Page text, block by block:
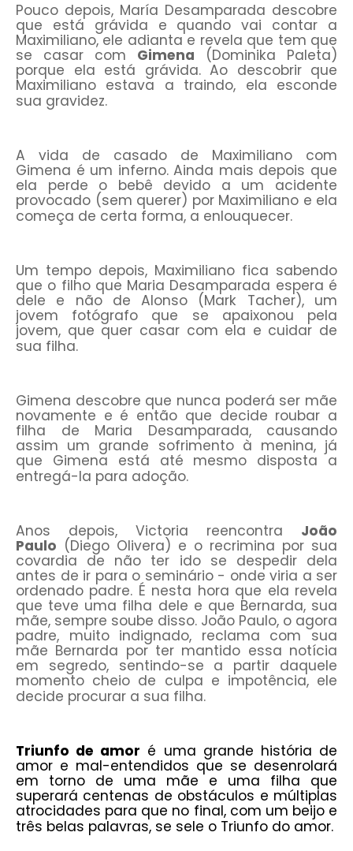
Pouco depois, María Desamparada descobre
que está grávida e quando vai contar a
Maximiliano, ele adianta e revela que tem que
se casar com Gimena (Dominika Paleta)
porque ela está grávida. Ao descobrir que
Maximiliano estava a traindo, ela esconde
sua gravidez.
A vida de casado de Maximiliano com
Gimena é um inferno. Ainda mais depois que
ela perde o bebê devido a um acidente
provocado (sem querer) por Maximiliano e ela
começa de certa forma, a enlouquecer.
Um tempo depois, Maximiliano fica sabendo
que o filho que Maria Desamparada espera é
dele e não de Alonso (Mark Tacher), um
jovem fotógrafo que se apaixonou pela
jovem, que quer casar com ela e cuidar de
sua filha.
Gimena descobre que nunca poderá ser mãe
novamente e é então que decide roubar a
filha de Maria Desamparada, causando
assim um grande sofrimento à menina, já
que Gimena está até mesmo disposta a
entregá-la para adoção.
Anos depois, Victoria reencontra João
Paulo (Diego Olivera) e o recrimina por sua
covardia de não ter ido se despedir dela
antes de ir para o seminário - onde viria a ser
ordenado padre. É nesta hora que ela revela
que teve uma filha dele e que Bernarda, sua
mãe, sempre soube disso. João Paulo, o agora
padre, muito indignado, reclama com sua
mãe Bernarda por ter mantido essa notícia
em segredo, sentindo-se a partir daquele
momento cheio de culpa e impotência, ele
decide procurar a sua filha.
Triunfo de amor é uma grande história de
amor e mal-entendidos que se desenrolará
em torno de uma mãe e uma filha que
superará centenas de obstáculos e múltiplas
atrocidades para que no final, com um beijo e
três belas palavras, se sele o Triunfo do amor.